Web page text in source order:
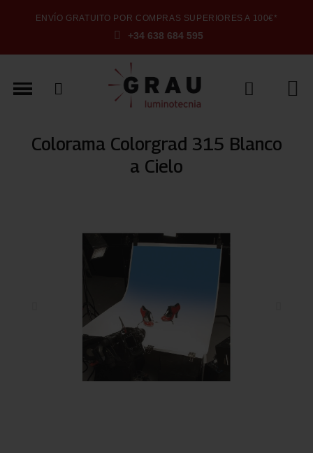
ENVÍO GRATUITO POR COMPRAS SUPERIORES A 100€*
+34 638 684 595
Colorama Colorgrad 315 Blanco
a Cielo